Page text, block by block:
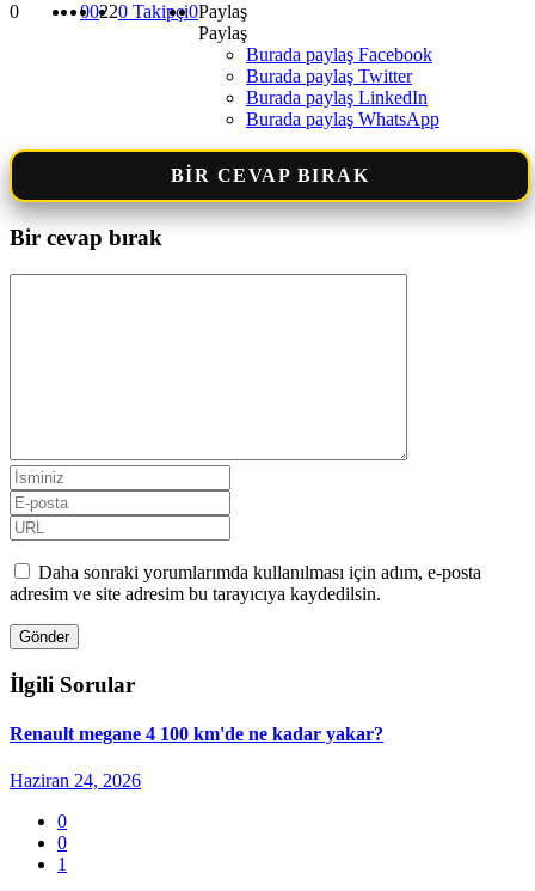
0
00220 Takipçi0Paylaş
Paylaş
Burada paylaş Facebook
Burada paylaş Twitter
Burada paylaş LinkedIn
Burada paylaş WhatsApp
BIR CEVAP BIRAK
Bir cevap bırak
Daha sonraki yorumlarımda kullanılması için adım, e-posta
adresim ve site adresim bu tarayıcıya kaydedilsin.
İlgili Sorular
Renault megane 4 100 km'de ne kadar yakar?
Haziran 24, 2026
0
0
1